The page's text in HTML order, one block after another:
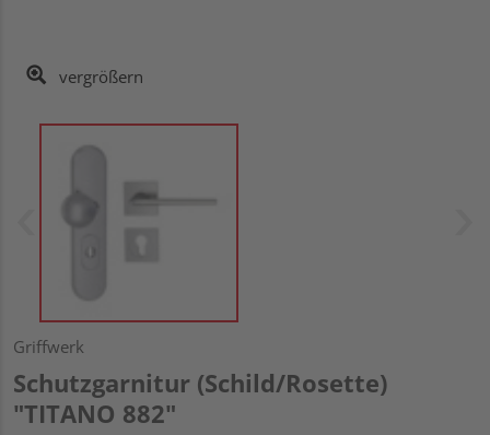
vergrößern
Griffwerk
Schutzgarnitur (Schild/Rosette)
"TITANO 882"